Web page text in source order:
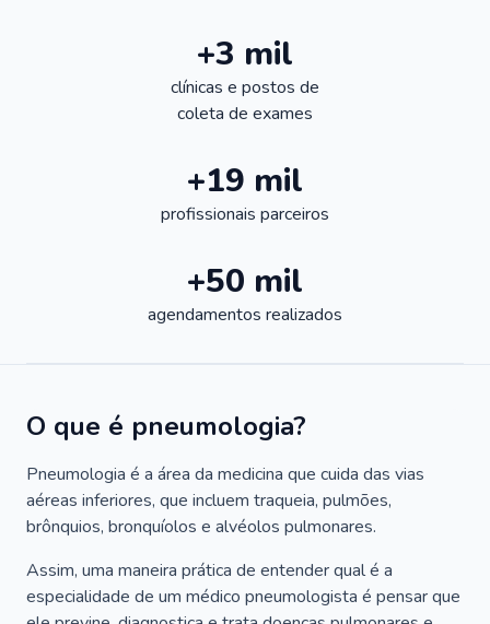
+3 mil
clínicas e postos de
coleta de exames
+19 mil
profissionais parceiros
+50 mil
agendamentos realizados
O que é pneumologia?
Pneumologia é a área da medicina que cuida das vias
aéreas inferiores, que incluem traqueia, pulmões,
brônquios, bronquíolos e alvéolos pulmonares.
Assim, uma maneira prática de entender qual é a
especialidade de um médico pneumologista é pensar que